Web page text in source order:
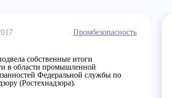
Промбезопасность
собственные итоги
в области промышленной
Федеральной службы по
(Ростехнадзора).